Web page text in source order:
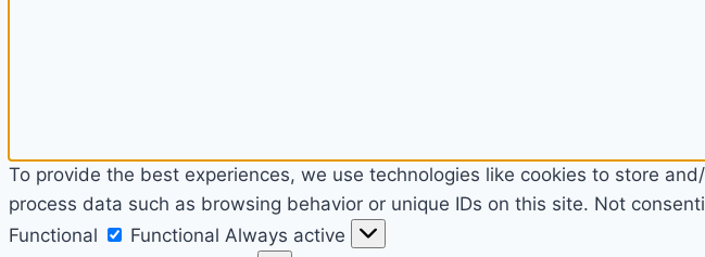
To provide the best experiences, we use technologies like cookies to store
process data such as browsing behavior or unique IDs on this site. Not
Functional
Functional Always active